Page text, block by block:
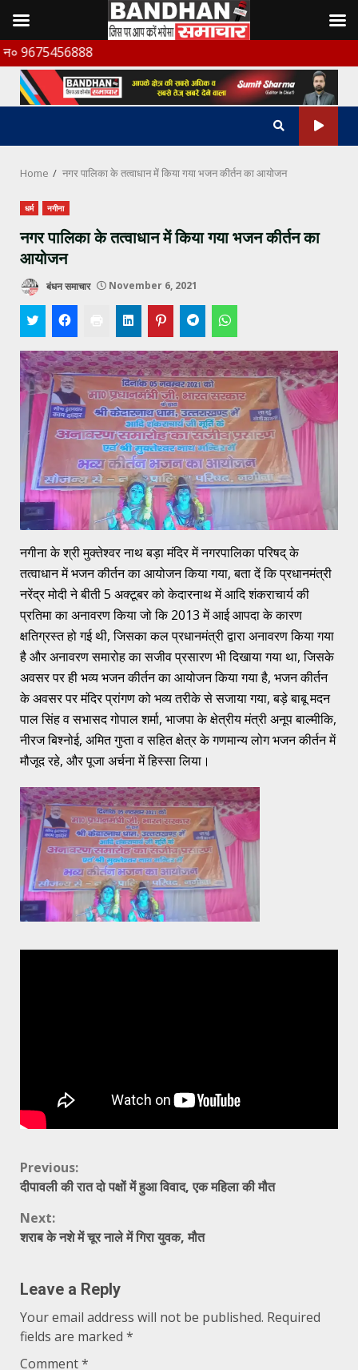
Skip
to
content
Home नगर पालिका के तत्वाधान में किया गया भजन कीर्तन का आयोजन
धर्म नगीना
नगर पालिका के तत्वाधान में किया गया भजन कीर्तन का
आयोजन
बंधन समाचार November 6, 2021
नगीना के श्री मुक्तेश्वर नाथ बड़ा मंदिर में नगरपालिका परिषद् के
तत्वाधान में भजन कीर्तन का आयोजन किया गया, बता दें कि प्रधानमंत्री
नरेंद्र मोदी ने बीती 5 अक्टूबर को केदारनाथ में आदि शंकराचार्य की
प्रतिमा का अनावरण किया जो कि 2013 में आई आपदा के कारण
क्षतिग्रस्त हो गई थी, जिसका कल प्रधानमंत्री द्वारा अनावरण किया गया
है और अनावरण समारोह का सजीव प्रसारण भी दिखाया गया था, जिसके
अवसर पर ही भव्य भजन कीर्तन का आयोजन किया गया है, भजन कीर्तन
के अवसर पर मंदिर प्रांगण को भव्य तरीके से सजाया गया, बड़े बाबू मदन
पाल सिंह व सभासद गोपाल शर्मा, भाजपा के क्षेत्रीय मंत्री अनूप बाल्मीकि,
नीरज बिश्नोई, अमित गुप्ता व सहित क्षेत्र के गणमान्य लोग भजन कीर्तन में
मौजूद रहे, और पूजा अर्चना में हिस्सा लिया।
Continue
Previous:
दीपावली की रात दो पक्षों में हुआ विवाद, एक महिला की मौत
Next:
शराब के नशे में चूर नाले में गिरा युवक, मौत
Leave a Reply
Your email address will not be published. Required
fields are marked *
Comment*